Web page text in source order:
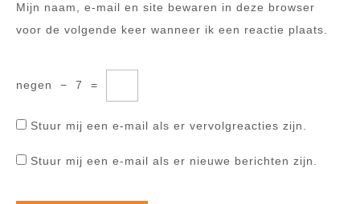
Mijn naam, e-mail en site bewaren in deze browser
voor de volgende keer wanneer ik een reactie plaats.
negen − 7 =
Stuur mij een e-mail als er vervolgreacties zijn.
Stuur mij een e-mail als er nieuwe berichten zijn.